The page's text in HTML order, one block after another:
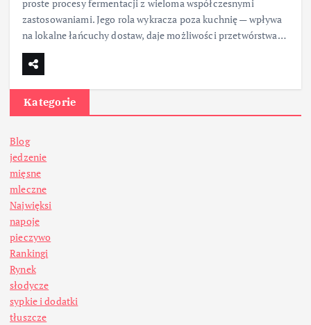
proste procesy fermentacji z wieloma współczesnymi
zastosowaniami. Jego rola wykracza poza kuchnię — wpływa
na lokalne łańcuchy dostaw, daje możliwości przetwórstwa…
Kategorie
Blog
jedzenie
mięsne
mleczne
Najwięksi
napoje
pieczywo
Rankingi
Rynek
słodycze
sypkie i dodatki
tłuszcze